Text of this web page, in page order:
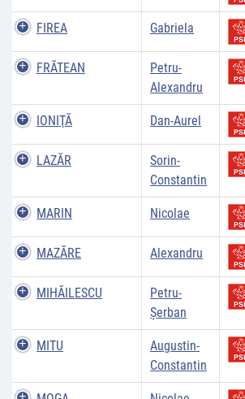
FIREA Gabriela
FRĂTEAN
Petru-
Alexandru
IONIŢĂ Dan-Aurel
LAZĂR
Sorin-
Constantin
MARIN Nicolae
MAZĂRE Alexandru
MIHĂILESCU
Petru-
Şerban
MITU
Augustin-
Constantin